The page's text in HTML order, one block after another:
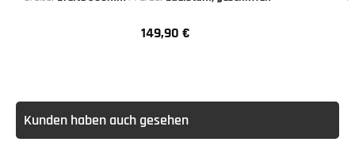
Regulärer Preis:
149,90 €
Kunden haben auch gesehen